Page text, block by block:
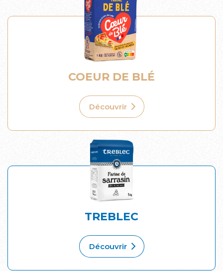
COEUR DE BLÉ
Découvrir
TREBLEC
Découvrir